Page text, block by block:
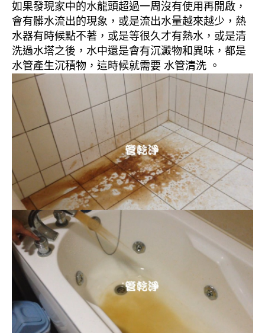
如果發現家中的水龍頭超過一周沒有使用再開啟，
會有髒水流出的現象，或是流出水量越來越少，熱
水器有時候點不著，或是等很久才有熱水，或是清
洗過水塔之後，水中還是會有沉澱物和異味，都是
水管產生沉積物，這時候就需要 水管清洗 。